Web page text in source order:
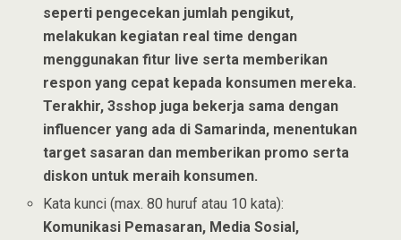
seperti pengecekan jumlah pengikut,
melakukan kegiatan real time dengan
menggunakan fitur live serta memberikan
respon yang cepat kepada konsumen mereka.
Terakhir, 3sshop juga bekerja sama dengan
influencer yang ada di Samarinda, menentukan
target sasaran dan memberikan promo serta
diskon untuk meraih konsumen.
Kata kunci (max. 80 huruf atau 10 kata):
Komunikasi Pemasaran, Media Sosial,